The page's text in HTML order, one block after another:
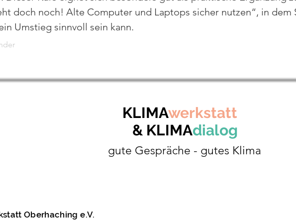
doch noch! Alte Computer und Laptops sicher nutzen“, in dem
Umstieg sinnvoll sein kann.
KLIMAwerkstatt
& KLIMAdialog
gute Gespräche - gutes Klima
Oberhaching e.V.